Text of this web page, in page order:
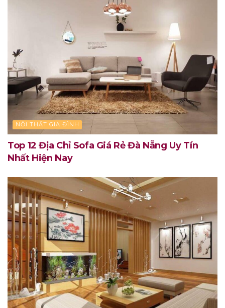
NỘI THẤT GIA ĐÌNH
Top 12 Địa Chỉ Sofa Giá Rẻ Đà Nẵng Uy Tín
Nhất Hiện Nay